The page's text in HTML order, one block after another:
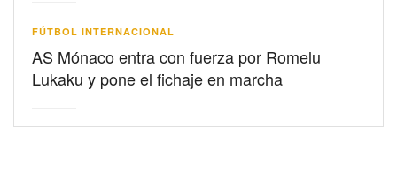
FÚTBOL INTERNACIONAL
AS Mónaco entra con fuerza por Romelu
Lukaku y pone el fichaje en marcha